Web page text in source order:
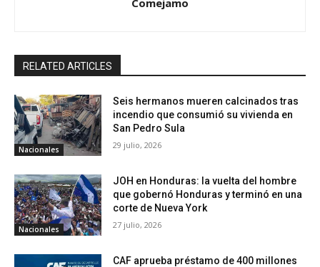
Comejamo
RELATED ARTICLES
Nacionales
Seis hermanos mueren calcinados tras
incendio que consumió su vivienda en
San Pedro Sula
29 julio, 2026
Nacionales
JOH en Honduras: la vuelta del hombre
que gobernó Honduras y terminó en una
corte de Nueva York
27 julio, 2026
CAF aprueba préstamo de 400 millones